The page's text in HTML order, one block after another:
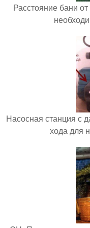
Расстояние бани
Насосная станция с
хода для